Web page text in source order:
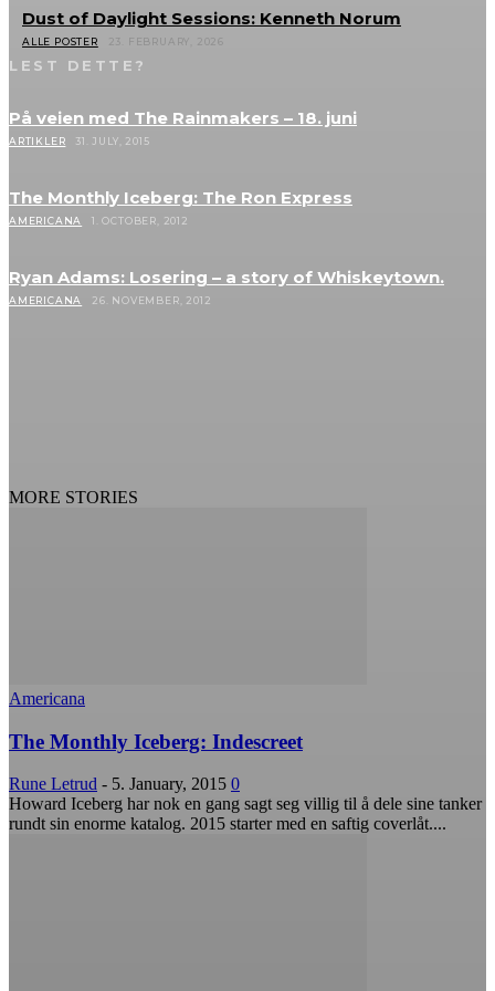
Dust of Daylight Sessions: Kenneth Norum
ALLE POSTER 23. FEBRUARY, 2026
LEST DETTE?
På veien med The Rainmakers – 18. juni
ARTIKLER 31. JULY, 2015
The Monthly Iceberg: The Ron Express
AMERICANA 1. OCTOBER, 2012
Ryan Adams: Losering – a story of Whiskeytown.
AMERICANA 26. NOVEMBER, 2012
MORE STORIES
Americana
The Monthly Iceberg: Indescreet
Rune Letrud - 5. January, 2015 0
Howard Iceberg har nok en gang sagt seg villig til å dele sine tanker
rundt sin enorme katalog. 2015 starter med en saftig coverlåt....